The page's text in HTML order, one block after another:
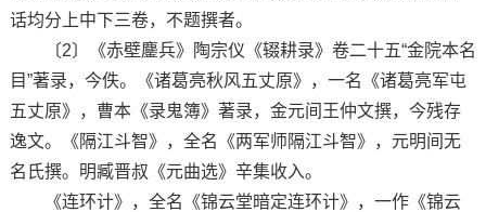
话均分上中下三卷，不题撰者。
〔2〕《赤壁鏖兵》陶宗仪《辍耕录》卷二十五“金院本名
目”著录，今佚。《诸葛亮秋风五丈原》，一名《诸葛亮军屯
五丈原》，曹本《录鬼簿》著录，金元间王仲文撰，今残存
逸文。《隔江斗智》，全名《两军师隔江斗智》，元明间无
名氏撰。明臧晋叔《元曲选》辛集收入。
《连环计》，全名《锦云堂暗定连环计》，一作《锦云